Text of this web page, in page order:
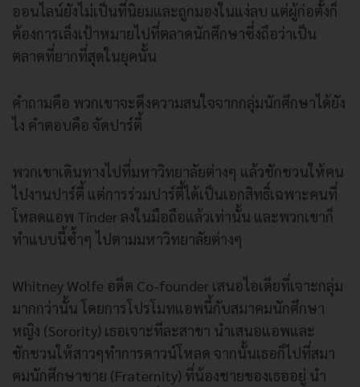
ออนไลน์ยังไม่เป็นที่นิยมและถูกมองในแง่ลบ แต่ผู้ก่อตั้งก็
ต้องการเล็งเป้าหมายไปที่ตลาดนักศึกษาซึ่งถือว่าเป็น
ตลาดที่ยากที่สุดในยุคนั้น
คำถามคือ พวกเขาจะดึงความสนใจจากกลุ่มนักศึกษาได้ยัง
ไง คำตอบคือ จัดปาร์ตี้
พวกเขาเดินทางไปที่มหาวิทยาลัยต่างๆ แล้วชักชวนให้คน
ไปงานปาร์ตี้ แต่การร่วมปาร์ตี้ได้เป็นเอกสิทธิ์เฉพาะคนที่
โหลดแอพ Tinder ลงในมือถือแล้วเท่านั้น และพวกเขาก็
ทำแบบนี้ซ้ำๆ ไปตามมหาวิทยาลัยต่างๆ
Whitney Wolfe อดีต Co-founder เสนอไอเดียที่เจาะกลุ่ม
มากกว่านั้น โดยการโปรโมทแอพนี้กับสมาคมนักศึกษา
หญิง (Sorority) เธอเจาะทีละสาขา นำเสนอแอพและ
ชักชวนให้สาวๆทำการดาวน์โหลด จากนั้นเธอก็ไปที่สมา
คมนักศึกษาชาย (Fraternity) ที่น้องชายของเธออยู่ นำ